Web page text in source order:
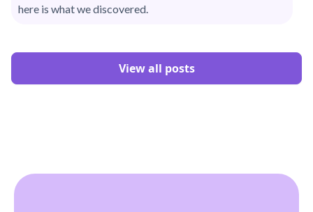
here is what we discovered.
View all posts